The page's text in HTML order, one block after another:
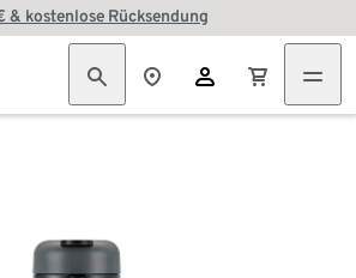
& kostenlose Rücksendung